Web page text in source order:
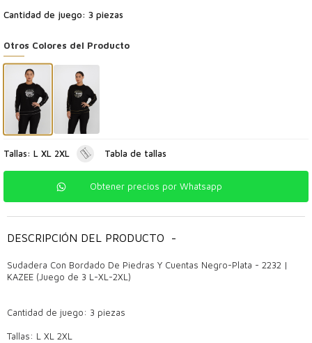
Cantidad de juego: 3 piezas
Otros Colores del Producto
Tallas: L XL 2XL Tabla de tallas
Obtener precios por Whatsapp
DESCRIPCIÓN DEL PRODUCTO -
Sudadera Con Bordado De Piedras Y Cuentas Negro-Plata - 2232 |
KAZEE (Juego de 3 L-XL-2XL)
Cantidad de juego: 3 piezas
Tallas: L XL 2XL